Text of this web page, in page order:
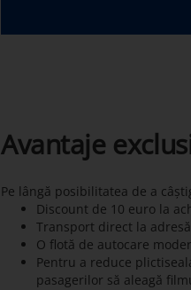
Avantaje
Pe lângă posibilitatea de a
Discount de 10 euro la
Transport direct la
O flotă de autocare
Pentru a reduce
pasagerilor să aleagă